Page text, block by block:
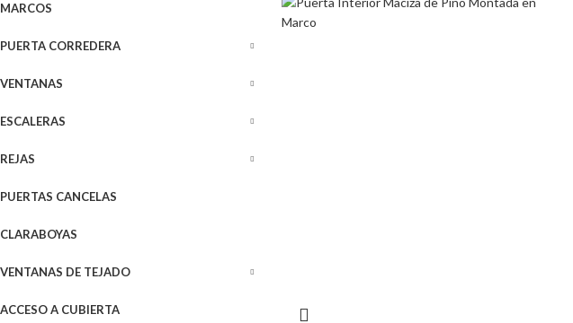
MARCOS
PUERTA CORREDERA
VENTANAS
ESCALERAS
REJAS
PUERTAS CANCELAS
CLARABOYAS
VENTANAS DE TEJADO
ACCESO A CUBIERTA